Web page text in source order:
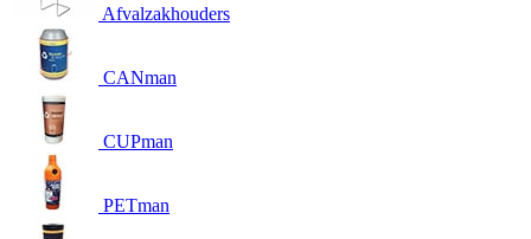
Afvalzakhouders
CANman
CUPman
PETman